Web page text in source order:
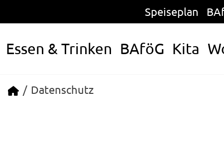
Speiseplan
Essen & Trinken BAföG Kita
Startseite
Datenschutz